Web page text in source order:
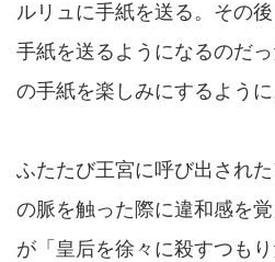
ルリュに手紙を送る。その
手紙を送るようになるのだ
の手紙を楽しみにするように
ふたたび王宮に呼び出され
の脈を触った際に違和感を
が「皇后を徐々に殺すつも